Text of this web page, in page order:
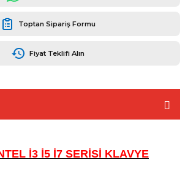
Toptan Sipariş Formu
Fiyat Teklifi Alın
İ3 İ5 İ7 SERİSİ KLAVYE